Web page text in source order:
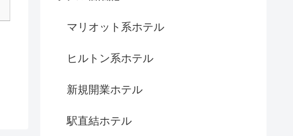
マリオット系ホテル
ヒルトン系ホテル
新規開業ホテル
駅直結ホテル